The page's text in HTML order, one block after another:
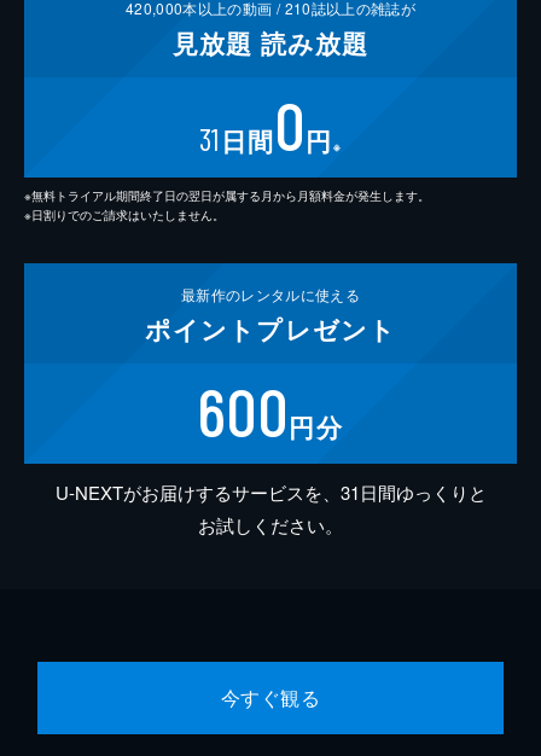
420,000本以上の動画 /210誌以上の雑誌が
見放題 読み放題
31 日間0円 ※
※無料トライアル期間終了日の翌日が属する月から月額料金が発生します。
※日割りでのご請求はいたしません。
最新作のレンタルに使える
ポイント プレゼント
600円分
U-NEXTがお届けするサービスを、31日間ゆっくりと
お試しください。
今すぐ観る